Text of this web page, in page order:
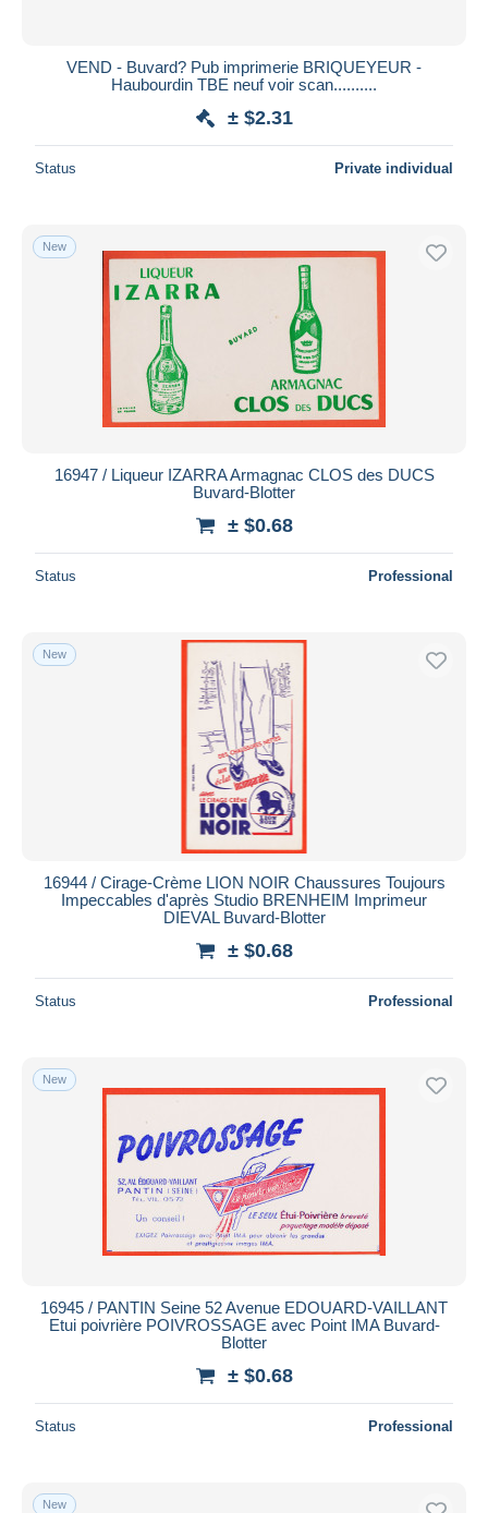
VEND - Buvard? Pub imprimerie BRIQUEYEUR -
Haubourdin TBE neuf voir scan..........
± $2.31
Status Private individual
New
16947 / Liqueur IZARRA Armagnac CLOS des DUCS
Buvard-Blotter
± $0.68
Status Professional
New
16944 / Cirage-Crème LION NOIR Chaussures Toujours
Impeccables d'après Studio BRENHEIM Imprimeur
DIEVAL Buvard-Blotter
± $0.68
Status Professional
New
16945 / PANTIN Seine 52 Avenue EDOUARD-VAILLANT
Etui poivrière POIVROSSAGE avec Point IMA Buvard-
Blotter
± $0.68
Status Professional
New